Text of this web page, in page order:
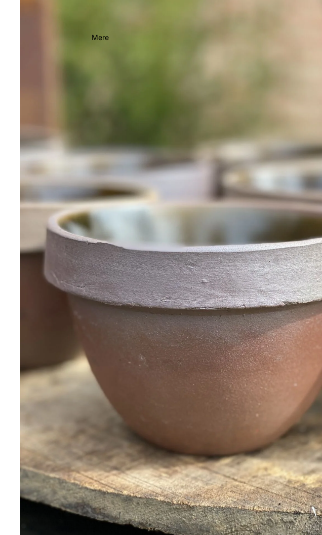
Mere